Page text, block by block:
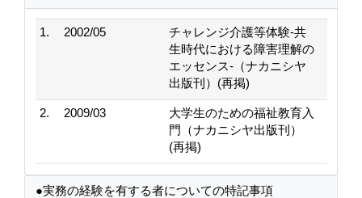
1. 2002/05
チャレンジ介護等体験-共
生時代における障害理解の
エッセンス-（ナカニシヤ
出版刊）(再掲)
2. 2009/03
大学生のための福祉教育入
門（ナカニシヤ出版刊）
(再掲)
●実務の経験を有する者についての特記事項